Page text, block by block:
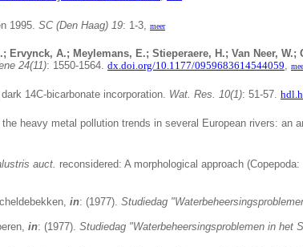
1995. SC (Den Haag) 19: 1-3, meer
A.; Meylemans, E.; Stieperaere, H.; Van Neer, W.;
24(11): 1550-1564. dx.doi.org/10.1177/0959683614544059
14C-bicarbonate incorporation. Wat. Res. 10(1): 51-57.
heavy metal pollution trends in several European rivers: an
auct. reconsidered: A morphological approach
in: (1977). Studiedag
in: (1977). Studiedag "Waterbeheersingsproblemen in het